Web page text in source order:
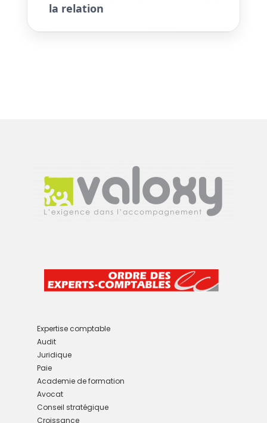
la relation
Expertise comptable
Audit
Juridique
Paie
Academie de formation
Avocat
Conseil stratégique
Croissance